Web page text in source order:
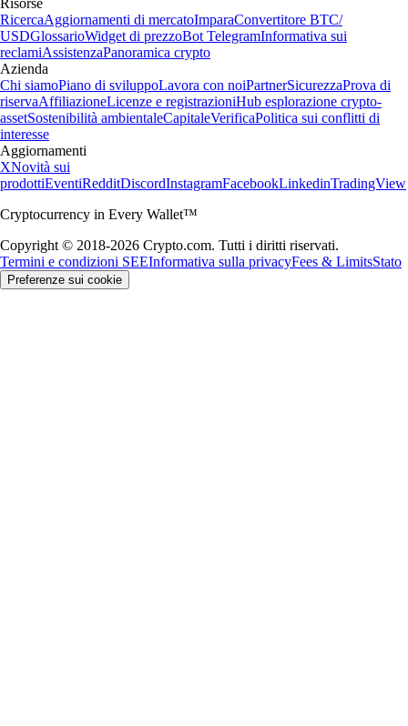
Risorse
RicercaAggiornamenti di mercatoImparaConvertitore BTC/
USDGlossarioWidget di prezzoBot TelegramInformativa sui
reclamiAssistenzaPanoramica crypto
Azienda
Chi siamoPiano di sviluppoLavora con noiPartnerSicurezzaProva di
riservaAffiliazioneLicenze e registrazioniHub esplorazione crypto-
assetSostenibilità ambientaleCapitaleVerificaPolitica sui conflitti di
interesse
Aggiornamenti
XNovità sui
prodottiEventiRedditDiscordInstagramFacebookLinkedinTradingView
Cryptocurrency in Every Wallet™
Copyright © 2018-2026 Crypto.com. Tutti i diritti riservati.
Termini e condizioni SEEInformativa sulla privacyFees & LimitsStato
Preferenze sui cookie